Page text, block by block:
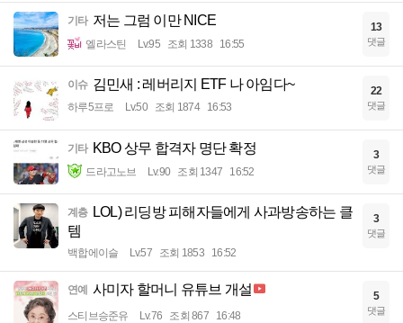
기타 저는 그럼 이만 NICE
엘라스틴 Lv.95 조회 1338 16:55
13
댓글
이슈 김민새 : 레버리지 ETF 나 아임다~
하루5프로 Lv.50 조회 1874 16:53
22
댓글
기타 KBO 상무 합격자 명단 확정
드라고노브 Lv.90 조회 1347 16:52
3
댓글
계층
LOL) 리딩방 피해자들에게 사과방송하는 클
템
백합에이슬 Lv.57 조회 1853 16:52
3
댓글
연예 사미자 할머니 유튜브 개설
스티브승준유 Lv.76 조회 867 16:48
5
댓글